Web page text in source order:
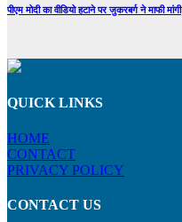
पीएम मोदी का वीडियो हटाने पर जुकरबर्ग ने माफी मांगी
QUICK LINKS
HOME
CONTACT
PRIVACY POLICY
CONTACT US